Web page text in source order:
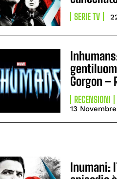
SERIE TV
Gorgon –
RECENSIONI
13
Inumani: